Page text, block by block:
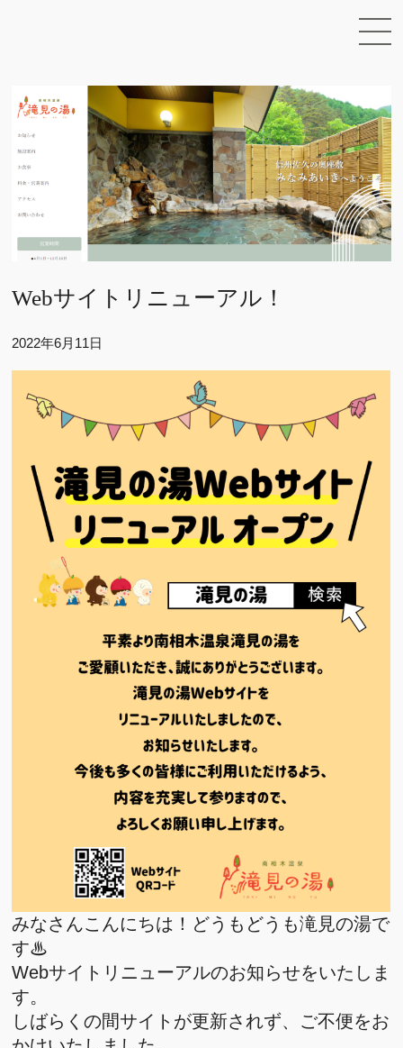
Webサイトリニューアル！
2022年6月11日
みなさんこんにちは！どうもどうも滝見の湯で
す♨
Webサイトリニューアルのお知らせをいたしま
す。
しばらくの間サイトが更新されず、ご不便をお